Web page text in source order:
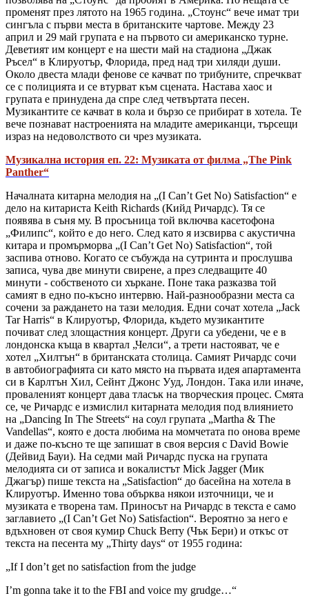
променят през лятото на 1965 година. „Стоунс“ вече имат три
сингъла с първи места в британските чартове. Между 23
април и 29 май групата е на първото си американско турне.
Деветият им концерт е на шести май на стадиона „Джак
Ръсел“ в Клируотър, Флорида, пред над три хиляди души.
Около двеста млади фенове се качват по трибуните, спречкват
се с полицията и се втурват към сцената. Настава хаос и
групата е принудена да спре след четвъртата песен.
Музикантите се качват в кола и бързо се прибират в хотела. Те
вече познават настроенията на младите американци, търсещи
израз на недоволството си чрез музиката.
Музикална история еп. 22: Музиката от филма „The Pink
Panther“
Началната китарна мелодия на „(I Can’t Get No) Satisfaction“ е
дело на китариста Keith Richards (Кийд Ричардс). Тя се
появява в съня му. В просъница той включва касетофона
„Филипс“, който е до него. След като я изсвирва с акустична
китара и промърморва „(I Can’t Get No) Satisfaction“, той
заспива отново. Когато се събужда на сутринта и прослушва
записа, чува две минути свирене, а през следващите 40
минути - собственото си хъркане. Поне така разказва той
самият в едно по-късно интервю. Най-разнообразни места са
сочени за раждането на тази мелодия. Едни сочат хотела „Jack
Tar Harris“ в Клируотър, Флорида, където музикантите
почиват след злощастния концерт. Други са убедени, че е в
лондонска къща в квартал „Челси“, а трети настояват, че е
хотел „Хилтън“ в британската столица. Самият Ричардс сочи
в автобиографията си като място на първата идея апартамента
си в Карлтън Хил, Сейнт Джонс Ууд, Лондон. Така или иначе,
проваленият концерт дава тласък на творческия процес. Смята
се, че Ричардс е измислил китарната мелодия под влиянието
на „Dancing In The Streets“ на соул групата „Martha & The
Vandellas“, която е доста любима на момчетата по онова време
и даже по-късно те ще запишат в своя версия с David Bowie
(Дейвид Бауи). На седми май Ричардс пуска на групата
мелодията си от записа и вокалистът Mick Jagger (Мик
Джагър) пише текста на „Satisfaction“ до басейна на хотела в
Клируотър. Именно това обърква някои източници, че и
музиката е творена там. Приносът на Ричардс в текста е само
заглавието „(I Can’t Get No) Satisfaction“. Вероятно за него е
вдъхновен от своя кумир Chuck Berry (Чък Бери) и откъс от
текста на песента му „Thirty days“ от 1955 година:
„If I don’t get no satisfaction from the judge
I’m gonna take it to the FBI and voice my grudge…“